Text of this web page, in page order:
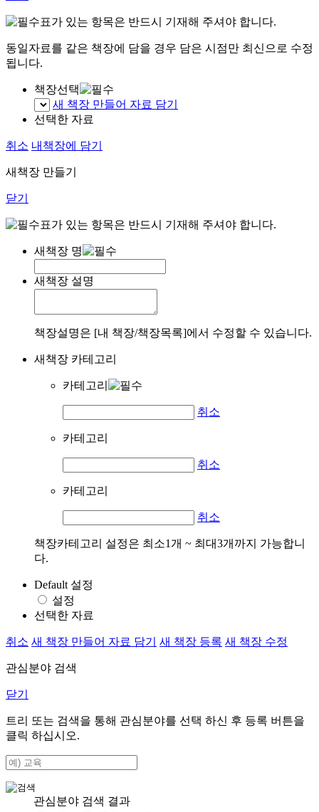
표가 있는 항목은 반드시 기재해 주셔야 합니다.
동일자료를 같은 책장에 담을 경우 담은 시점만 최신으로 수정
됩니다.
책장선택
새 책장 만들어 자료 담기
선택한 자료
취소 내책장에 담기
새책장 만들기
닫기
표가 있는 항목은 반드시 기재해 주셔야 합니다.
새책장 명
새책장 설명
책장설명은 [내 책장/책장목록]에서 수정할 수 있습니다.
새책장 카테고리
카테고리
취소
카테고리
취소
카테고리
취소
책장카테고리 설정은 최소1개 ~ 최대3개까지 가능합니
다.
Default 설정
설정
선택한 자료
취소 새 책장 만들어 자료 담기 새 책장 등록 새 책장 수정
관심분야 검색
닫기
트리 또는 검색을 통해 관심분야를 선택 하신 후 등록 버튼을
클릭 하십시오.
관심분야 검색 결과